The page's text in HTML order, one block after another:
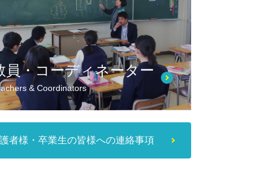
員・コーディネーター
& Coordinators
者様・卒業生の皆様への連絡事項